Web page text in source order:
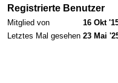
Registrierte Benutzer
Mitglied von
16 Okt
Letztes Mal gesehen 23 Mai